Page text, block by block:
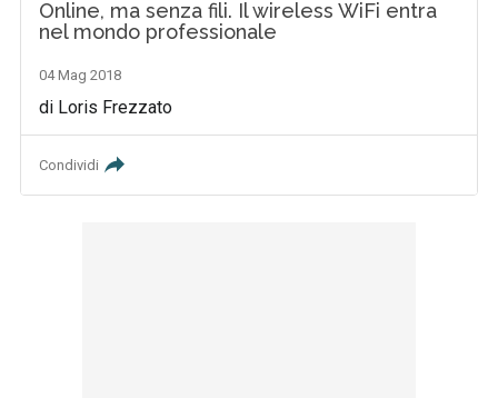
Online, ma senza fili. Il wireless WiFi entra
nel mondo professionale
04 Mag 2018
di Loris Frezzato
Condividi